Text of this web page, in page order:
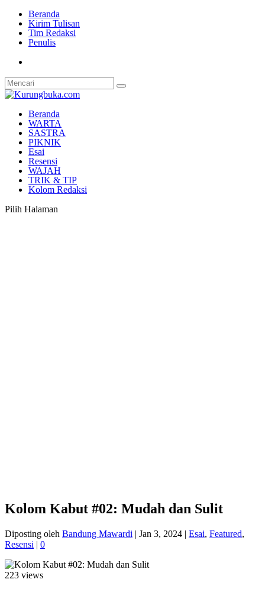
Beranda
Kirim Tulisan
Tim Redaksi
Penulis
Beranda
WARTA
SASTRA
PIKNIK
Esai
Resensi
WAJAH
TRIK & TIP
Kolom Redaksi
Pilih Halaman
Kolom Kabut #02: Mudah dan Sulit
Diposting oleh Bandung Mawardi | Jan 3, 2024 | Esai, Featured,
Resensi | 0
223 views